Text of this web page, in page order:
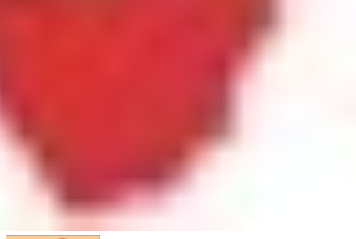
Inicio Curso Intensivo de Verano Teatro de Adultos
Cursos abiertos:Sede Tenerife